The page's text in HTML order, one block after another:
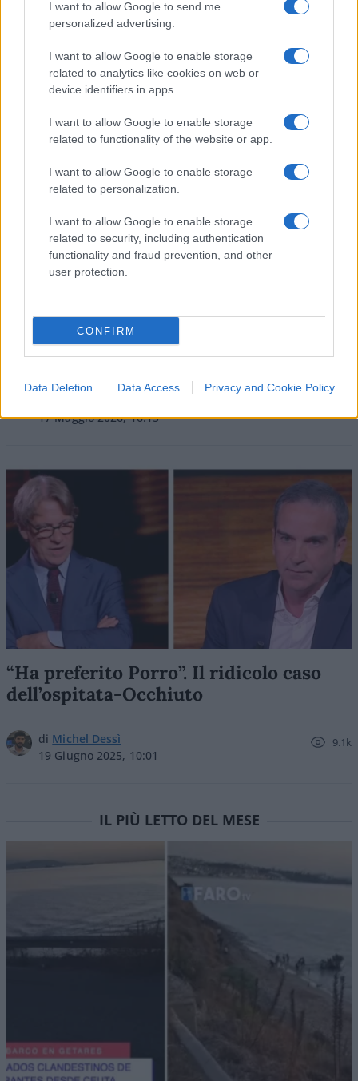
I want to allow Google to send me
personalized advertising.
I want to allow Google to enable storage
related to analytics like cookies on web or
device identifiers in apps.
I want to allow Google to enable storage
related to functionality of the website or app.
I want to allow Google to enable storage
related to personalization.
I want to allow Google to enable storage
related to security, including authentication
functionality and fraud prevention, and other
user protection.
CONFIRM
Data Deletion Data Access Privacy and Cookie Policy
Koudri?
di Michel Dessì
20 Maggio 2026, 15:45
Il giustizialismo del Fatto Quotidiano
mette paura
17 Maggio 2026, 16:15
“Ha preferito Porro”. Il ridicolo caso
dell’ospitata-Occhiuto
di Michel Dessì
19 Giugno 2025, 10:01
9.1k
IL PIÙ LETTO DEL MESE